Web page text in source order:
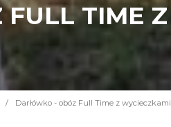
TIME
/ Darłówko - obóz Full Time z